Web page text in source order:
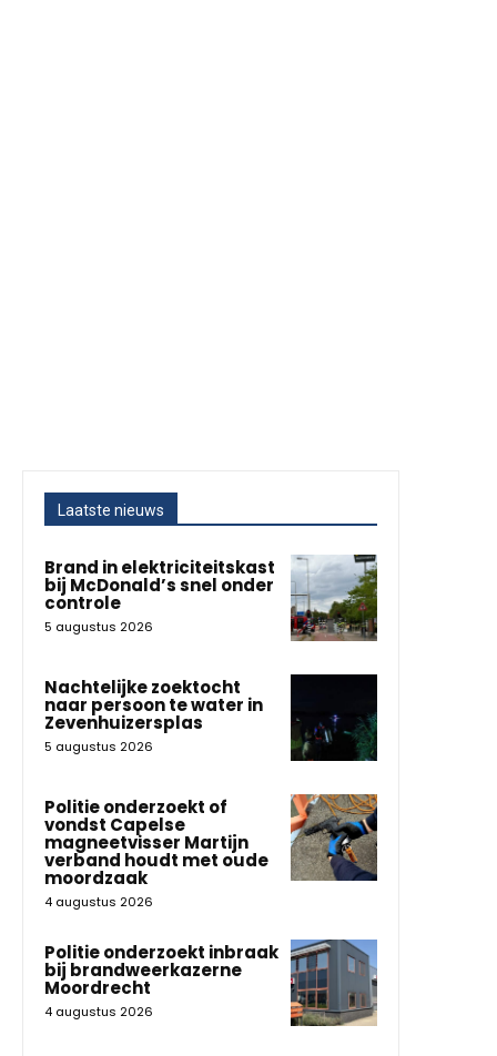
Laatste nieuws
Brand in elektriciteitskast
bij McDonald’s snel onder
controle
5 augustus 2026
Nachtelijke zoektocht
naar persoon te water in
Zevenhuizersplas
5 augustus 2026
Politie onderzoekt of
vondst Capelse
magneetvisser Martijn
verband houdt met oude
moordzaak
4 augustus 2026
Politie onderzoekt inbraak
bij brandweerkazerne
Moordrecht
4 augustus 2026